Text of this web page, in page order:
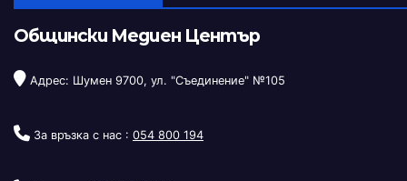
Общински Медиен Център
Адрес: Шумен 9700, ул. "Съединение" №105
За връзка с нас : 054 800 194